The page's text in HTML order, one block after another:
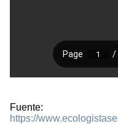
Fuente:
https://